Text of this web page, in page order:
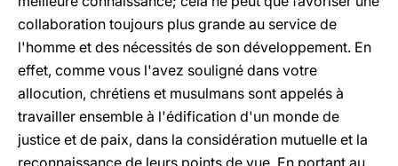
collaboration toujours plus grande au service de
l'homme et des nécessités de son développement. En
effet, comme vous l'avez souligné dans votre
allocution, chrétiens et musulmans sont appelés à
travailler ensemble à l'édification d'un monde de
justice et de paix, dans la considération mutuelle et la
reconnaissance de leurs points de vue. En portant au